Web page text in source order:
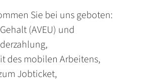
Sie bei uns geboten:
(AVEU) und
des mobilen Arbeitens,
Jobticket,